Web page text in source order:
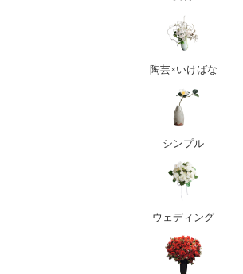
陶芸×いけばな
シンプル
ウェディング